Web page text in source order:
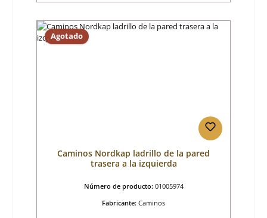
Agotado
Caminos Nordkap ladrillo de la pared
trasera a la izquierda
Número de producto: 01005974
Fabricante: Caminos